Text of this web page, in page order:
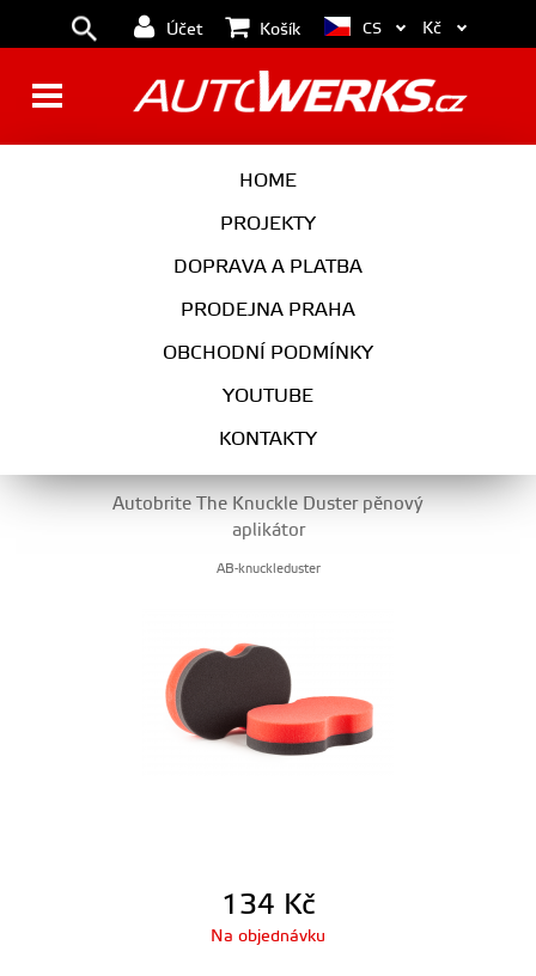
Účet Košík
HOME
PROJEKTY
DOPRAVA A PLATBA
PRODEJNA PRAHA
OBCHODNÍ PODMÍNKY
YOUTUBE
KONTAKTY
CS Kč
UTĚRKY, RUČNÍKY, HOUBY,
APLIKÁTORY
AUTOKOSMETIKA
UTĚRKY, RUČNÍKY, HOUBY, APLIKÁTORY
Autobrite The Knuckle Duster pěnový
aplikátor
AB-knuckleduster
134 Kč
Na objednávku